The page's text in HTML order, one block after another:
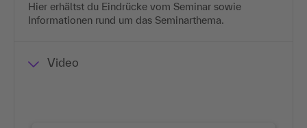
Hier erhältst du Eindrücke vom Seminar sowie
Informationen rund um das Seminarthema.
Video